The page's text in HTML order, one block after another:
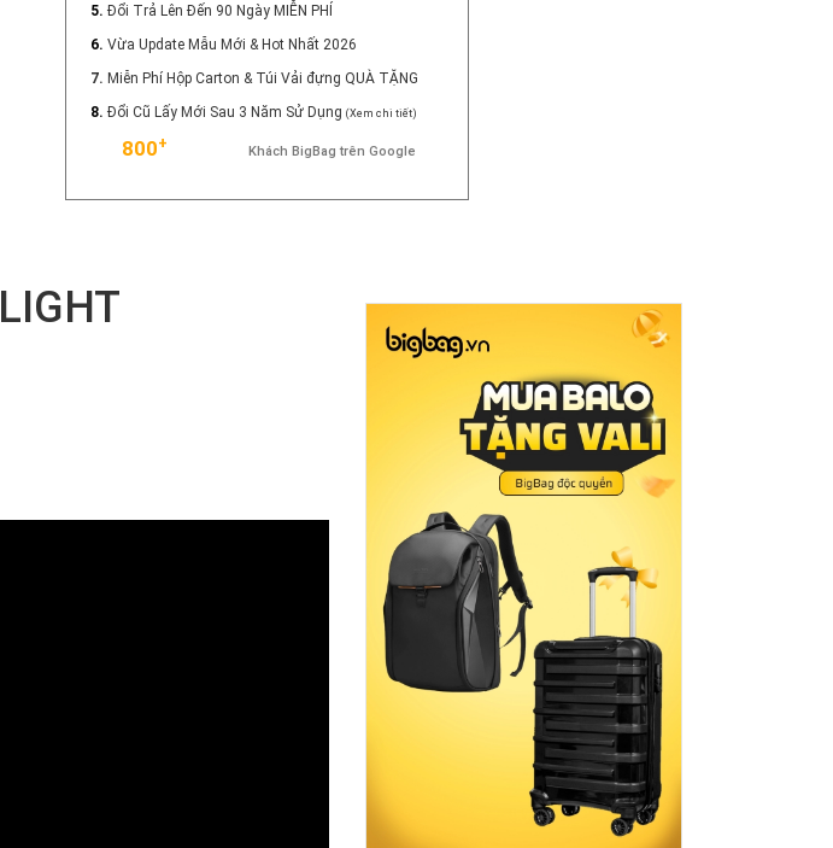
5. Đổi Trả Lên Đến 90 Ngày MIỄN PHÍ
6. Vừa Update Mẫu Mới & Hot Nhất 2026
7. Miễn Phí Hộp Carton & Túi Vải đựng QUÀ TẶNG
8. Đổi Cũ Lấy Mới Sau 3 Năm Sử Dụng (Xem chi tiết)
800+ Khách BigBag trên Google